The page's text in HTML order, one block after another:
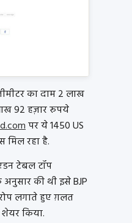
का दाम 2 लाख
92 हज़ार रुपये
पर ये 1450 US
रहा है.
टेबल टॉप
की थीइसे BJP
लगाते हुए ग़लत
किया.